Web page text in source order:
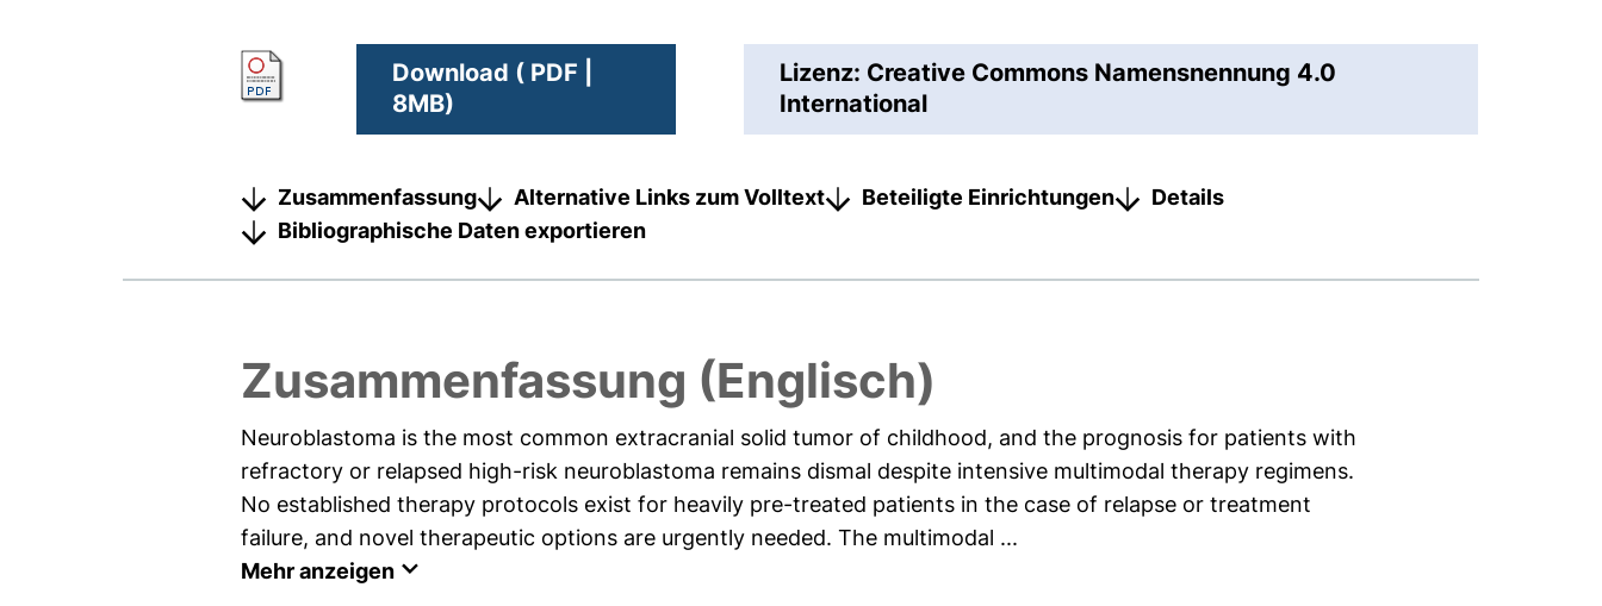
Download ( PDF |
8MB)
Lizenz: Creative Commons Namensnennung 4.0
International
Zusammenfassung Alternative Links zum Volltext Beteiligte Einrichtungen
Details
Bibliographische Daten exportieren
Zusammenfassung (Englisch)
Neuroblastoma is the most common extracranial solid tumor of childhood, and the prognosis for patients with
refractory or relapsed high-risk neuroblastoma remains dismal despite intensive multimodal therapy regimens.
No established therapy protocols exist for heavily pre-treated patients in the case of relapse or treatment
failure, and novel therapeutic options are urgently needed. The multimodal ...
Mehr anzeigen